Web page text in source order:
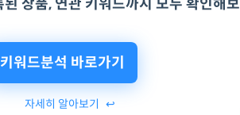
키워드분석 바로가기
자세히 알아보기 ↩︎